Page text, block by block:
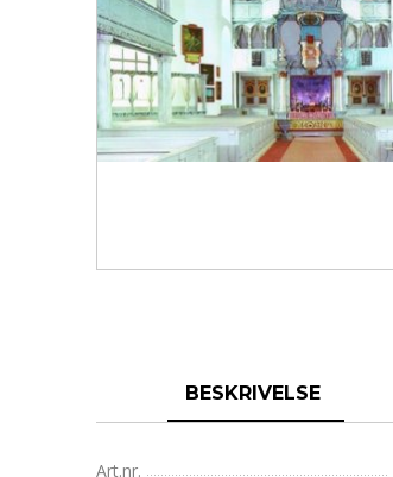
BESKRIVELSE
Art.nr.